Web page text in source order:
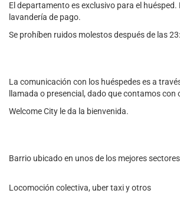
El departamento es exclusivo para el
lavandería de pago.
Se prohíben ruidos molestos después de las
La comunicación con los huéspedes es a
llamada o presencial, dado que contamos con
Welcome City le da la bienvenida.
Barrio ubicado en unos de los mejores
Locomoción colectiva, uber taxi y otros